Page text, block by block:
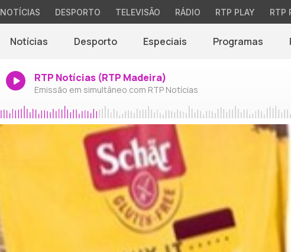
NOTÍCIAS DESPORTO TELEVISÃO RÁDIO RTP PLAY RTP
Notícias Desporto Especiais Programas
RTP Notícias (RTP Madeira)
Emissão em simultâneo com RTP Notícias